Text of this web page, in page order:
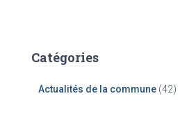
Catégories
Actualités de la commune (42)